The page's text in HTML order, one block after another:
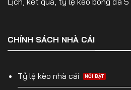
CHÍNH SÁCH NHÀ CÁI
Tỷ lệ kèo nhà cái